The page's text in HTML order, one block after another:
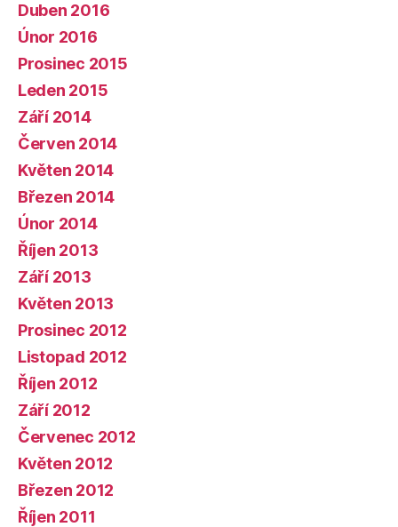
Duben 2016
Únor 2016
Prosinec 2015
Leden 2015
Září 2014
Červen 2014
Květen 2014
Březen 2014
Únor 2014
Říjen 2013
Září 2013
Květen 2013
Prosinec 2012
Listopad 2012
Říjen 2012
Září 2012
Červenec 2012
Květen 2012
Březen 2012
Říjen 2011